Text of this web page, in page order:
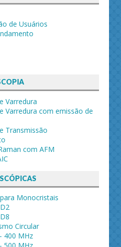
de Usuários
Varredura
Varredura com emissão de
Transmissão
com AFM
Monocristais
Circular
400 MHz